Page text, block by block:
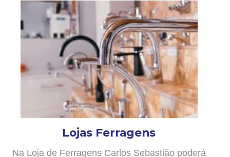
Lojas Ferragens
Na Loja de Ferragens Carlos Sebastião poderá